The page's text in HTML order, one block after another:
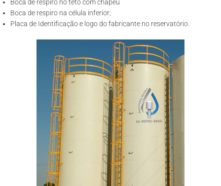
Boca de respiro no teto com chapéu
Boca de respiro na célula inferior;
Placa de Identificação e logo do fabricante no reservatório.